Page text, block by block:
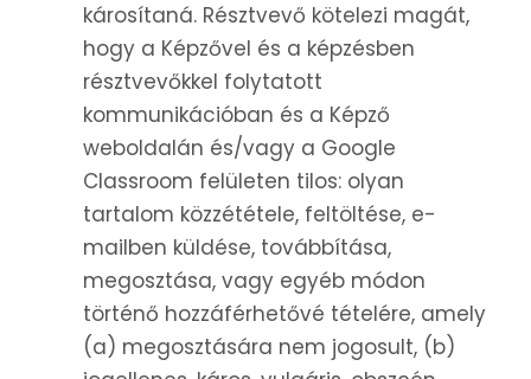
károsítaná. Résztvevő kötelezi magát,
hogy a Képzővel és a képzésben
résztvevőkkel folytatott
kommunikációban és a Képző
weboldalán és/vagy a Google
Classroom felületen tilos: olyan
tartalom közzététele, feltöltése, e-
mailben küldése, továbbítása,
megosztása, vagy egyéb módon
történő hozzáférhetővé tételére, amely
(a) megosztására nem jogosult, (b)